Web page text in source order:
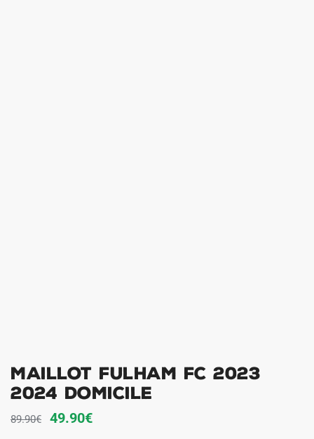
Maillot Fulham FC 2023
2024 Domicile
89.90€
Le
49.90€Le